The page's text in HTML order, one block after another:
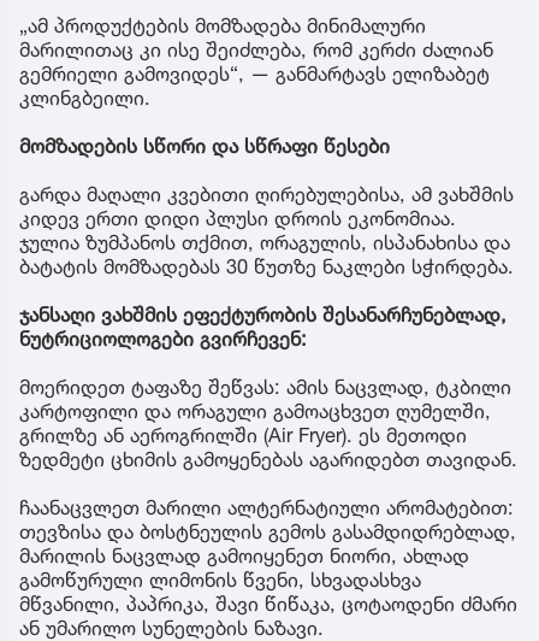
„ამ პროდუქტების მომზადება მინიმალური
მარილითაც კი ისე შეიძლება, რომ კერძი ძალიან
გემრიელი გამოვიდეს“, — განმარტავს ელიზაბეტ
კლინგბეილი.
მომზადების სწორი და სწრაფი წესები
გარდა მაღალი კვებითი ღირებულებისა, ამ ვახშმის
კიდევ ერთი დიდი პლუსი დროის ეკონომიაა.
ჯულია ზუმპანოს თქმით, ორაგულის, ისპანახისა და
ბატატის მომზადებას 30 წუთზე ნაკლები სჭირდება.
ჯანსაღი ვახშმის ეფექტურობის შესანარჩუნებლად,
ნუტრიციოლოგები გვირჩევენ:
მოერიდეთ ტაფაზე შეწვას: ამის ნაცვლად, ტკბილი
კარტოფილი და ორაგული გამოაცხვეთ ღუმელში,
გრილზე ან აეროგრილში (Air Fryer). ეს მეთოდი
ზედმეტი ცხიმის გამოყენებას აგარიდებთ თავიდან.
ჩაანაცვლეთ მარილი ალტერნატიული არომატებით:
თევზისა და ბოსტნეულის გემოს გასამდიდრებლად,
მარილის ნაცვლად გამოიყენეთ ნიორი, ახლად
გამოწურული ლიმონის წვენი, სხვადასხვა
მწვანილი, პაპრიკა, შავი წიწაკა, ცოტაოდენი ძმარი
ან უმარილო სუნელების ნაზავი.